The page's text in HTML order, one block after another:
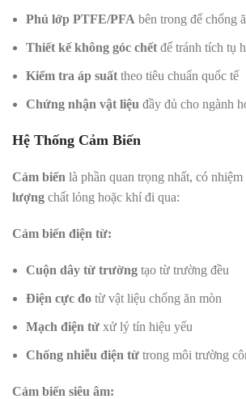
Phủ lớp PTFE/PFA bên trong để chống
Thiết kế không góc chết để tránh tích tụ
Kiểm tra áp suất theo tiêu chuẩn quốc tế
Chứng nhận vật liệu đầy đủ cho ngành
Hệ Thống Cảm Biến
Cảm biến là phần quan trọng nhất, có nhiệm
lượng chất lỏng hoặc khí đi qua:
Cảm biến điện từ:
Cuộn dây từ trường tạo từ trường đều
Điện cực đo từ vật liệu chống ăn mòn
Mạch điện tử xử lý tín hiệu yếu
Chống nhiễu điện từ trong môi trường
Cảm biến siêu âm: